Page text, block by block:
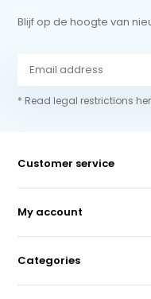
Blijf op de hoogte van
* Read legal restrictions
Customer service
My account
Categories